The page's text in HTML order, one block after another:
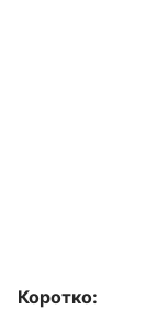
Коротко: